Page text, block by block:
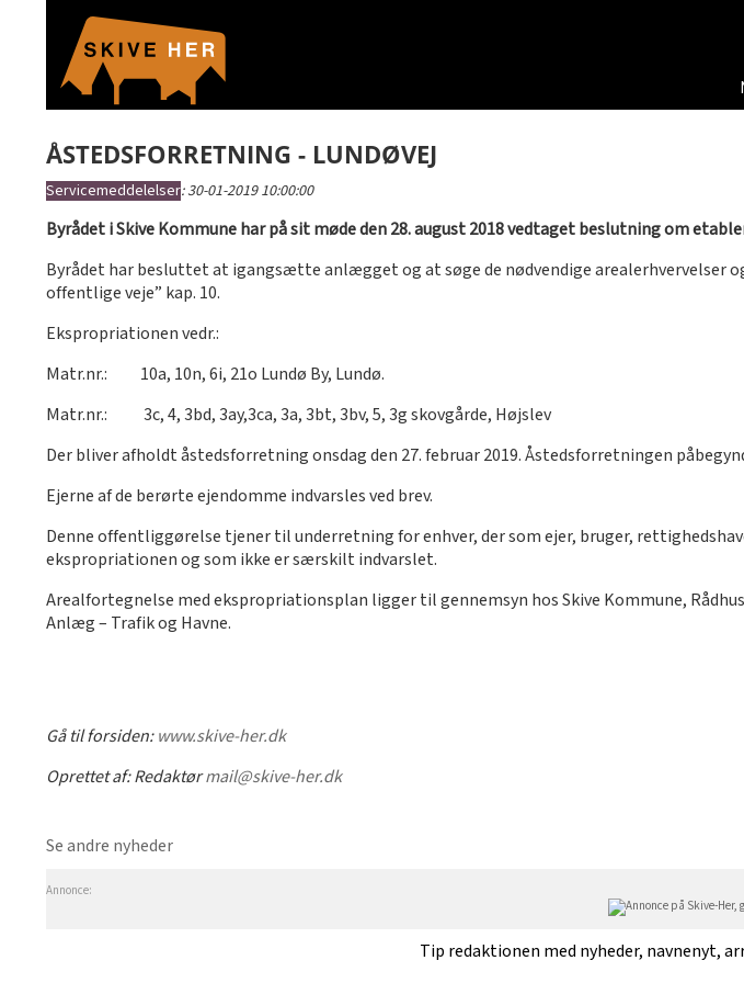
ÅSTEDSFORRETNING - LUNDØVEJ
Servicemeddelelser:30-01-2019 10:00:00
Byrådet i Skive Kommune har på sit møde den 28. august 2018 vedtaget beslutning om
Byrådet har besluttet at igangsætte anlægget og at søge de nødvendige arealerhvervelser
offentlige veje” kap. 10.
Ekspropriationen vedr.:
Matr.nr.: 10a, 10n, 6i, 21o Lundø By, Lundø.
Matr.nr.: 3c, 4, 3bd, 3ay,3ca, 3a, 3bt, 3bv, 5, 3g skovgårde, Højslev
Der bliver afholdt åstedsforretning onsdag den 27. februar 2019. Åstedsforretningen
Ejerne af de berørte ejendomme indvarsles ved brev.
Denne offentliggørelse tjener til underretning for enhver, der som ejer, bruger,
ekspropriationen og som ikke er særskilt indvarslet.
Arealfortegnelse med ekspropriationsplan ligger til gennemsyn hos Skive Kommune,
Anlæg – Trafik og Havne.
Gå til forsiden:www.skive-her.dk
Oprettet af:Redaktørmail@skive-her.dk
Se andre nyheder
Annonce:
Tip redaktionen med nyheder, navnenyt,